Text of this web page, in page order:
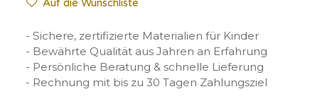
Auf die Wunschliste
- Sichere, zertifizierte Materialien für Kinder
- Bewährte Qualität aus Jahren an Erfahrung
- Persönliche Beratung & schnelle Lieferung
- Rechnung mit bis zu 30 Tagen Zahlungsziel